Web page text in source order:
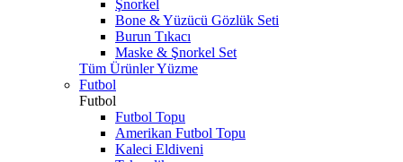
Şnorkel
Bone & Yüzücü Gözlük Seti
Burun Tıkacı
Maske & Şnorkel Set
Tüm Ürünler Yüzme
Futbol
Futbol
Futbol Topu
Amerikan Futbol Topu
Kaleci Eldiveni